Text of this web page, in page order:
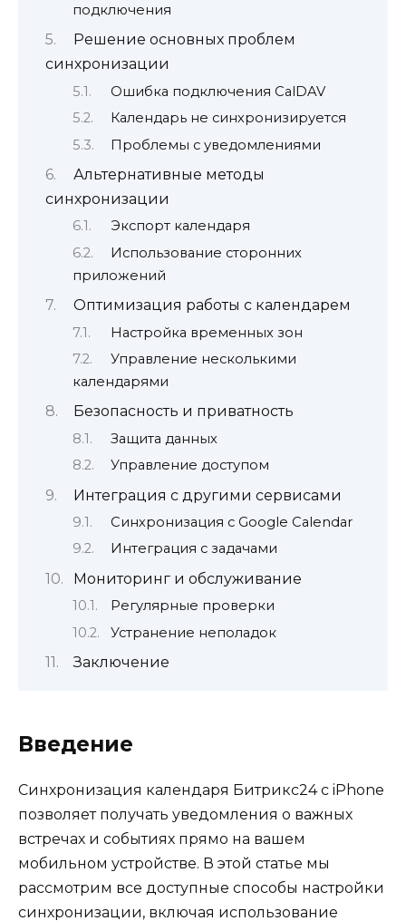
подключения
Решение основных проблем
синхронизации
Ошибка подключения CalDAV
Календарь не синхронизируется
Проблемы с уведомлениями
Альтернативные методы
синхронизации
Экспорт календаря
Использование сторонних
приложений
Оптимизация работы с календарем
Настройка временных зон
Управление несколькими
календарями
Безопасность и приватность
Защита данных
Управление доступом
Интеграция с другими сервисами
Синхронизация с Google Calendar
Интеграция с задачами
Мониторинг и обслуживание
Регулярные проверки
Устранение неполадок
Заключение
Введение
Синхронизация календаря Битрикс24 с iPhone
позволяет получать уведомления о важных
встречах и событиях прямо на вашем
мобильном устройстве. В этой статье мы
рассмотрим все доступные способы настройки
синхронизации, включая использование